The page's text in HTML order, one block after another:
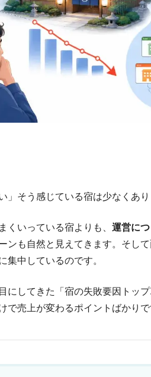
」そう感じている宿は少なくあり
いっている宿よりも、 運営に
ンも自然と見えてきます。そし
中しているのです。
にしてきた「宿の失敗要因トッ
売上が変わるポイントばかりで